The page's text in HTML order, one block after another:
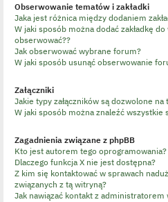
Obserwowanie tematów i zakładki
Jaka jest różnica między dodaniem
W jaki sposób można dodać zakładkę
obserwować??
Jak obserwować wybrane forum?
W jaki sposób usunąć obserwowanie
Załączniki
Jakie typy załączników są dozwolone
W jaki sposób można znaleźć wszystkie
Zagadnienia związane z phpBB
Kto jest autorem tego oprogramowania?
Dlaczego funkcja X nie jest dostępna?
Z kim się kontaktować w sprawach
związanych z tą witryną?
Jak nawiązać kontakt z administratorem